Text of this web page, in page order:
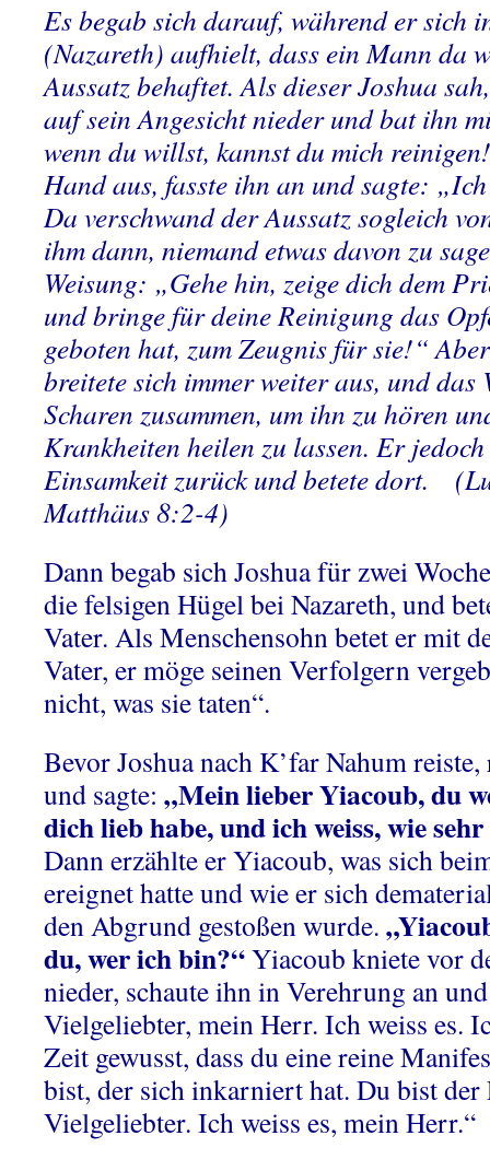
Es begab sich darauf, während er sich
(Nazareth) aufhielt, dass ein Mann da
Aussatz behaftet. Als dieser Joshua
auf sein Angesicht nieder und bat ihn
wenn du willst, kannst du mich
Hand aus, fasste ihn an und sagte:
Da verschwand der Aussatz sogleich
ihm dann, niemand etwas davon zu
Weisung: „Gehe hin, zeige dich dem
und bringe für deine Reinigung das
geboten hat, zum Zeugnis für sie!“
breitete sich immer weiter aus, und das
Scharen zusammen, um ihn zu hören
Krankheiten heilen zu lassen. Er
Einsamkeit zurück und betete dort.
Matthäus 8:2-4)
Dann begab sich Joshua für zwei
die felsigen Hügel bei Nazareth, und
Vater. Als Menschensohn betet er mit
Vater, er möge seinen Verfolgern
nicht, was sie taten“.
Bevor Joshua nach K’far Nahum
und sagte: „Mein lieber Yiacoub, du
dich lieb habe, und ich weiss, wie
Dann erzählte er Yiacoub, was sich
ereignet hatte und wie er sich
den Abgrund gestoßen wurde.
du, wer ich bin?“Yiacoub kniete vor
nieder, schaute ihn in Verehrung an
Vielgeliebter, mein Herr. Ich weiss es.
Zeit gewusst, dass du eine reine
bist, der sich inkarniert hat. Du bist
Vielgeliebter. Ich weiss es, mein Herr.“